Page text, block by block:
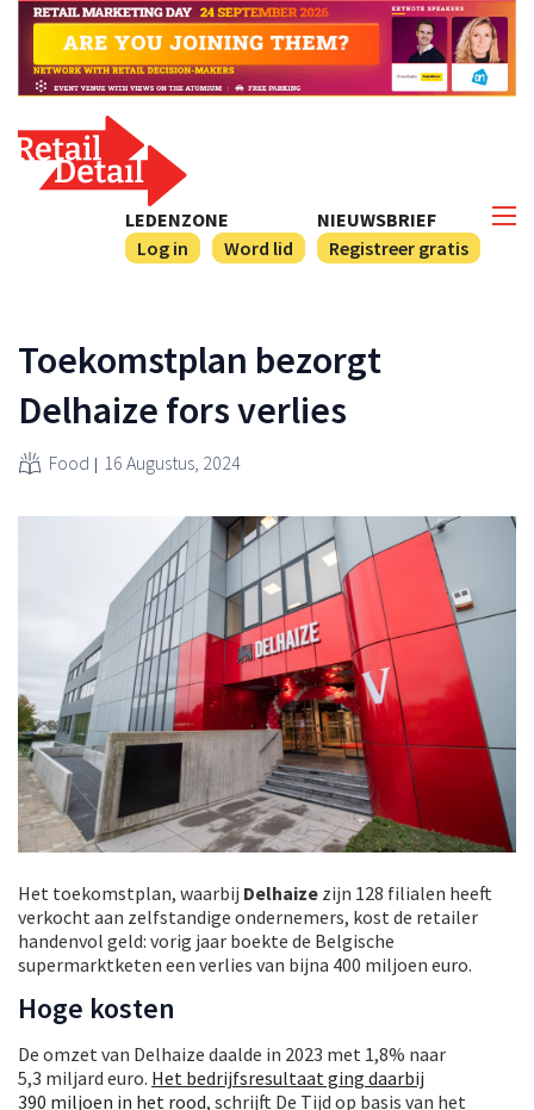
NIEUWSBRIEF
Registreer gratis
LEDENZONE
Log in
Word lid
Toekomstplan bezorgt
Delhaize fors verlies
Food 16 Augustus, 2024
Het toekomstplan, waarbij Delhaize zijn 128 filialen heeft
verkocht aan zelfstandige ondernemers, kost de retailer
handenvol geld: vorig jaar boekte de Belgische
supermarktketen een verlies van bijna 400 miljoen euro.
Hoge kosten
De omzet van Delhaize daalde in 2023 met 1,8% naar
5,3 miljard euro. Het bedrijfsresultaat ging daarbij
390 miljoen in het rood, schrijft De Tijd op basis van het